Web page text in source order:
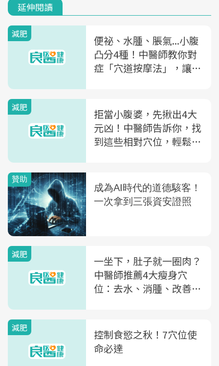
延伸閱讀
減肥
便祕、水腫、脹氣...小腹
凸分4種！中醫師教你對
症「穴道按摩法」，讓你
減肥
拒當小腹婆，先揪出4大
元凶！中醫師告訴你，找
到這些相對穴位，輕鬆改
減肥
一坐下，肚子就一圈肉？
中醫師推薦4大瘦身穴
位：去水、消腫、改善便
減肥
控制食慾之秋！7穴位使
命必達